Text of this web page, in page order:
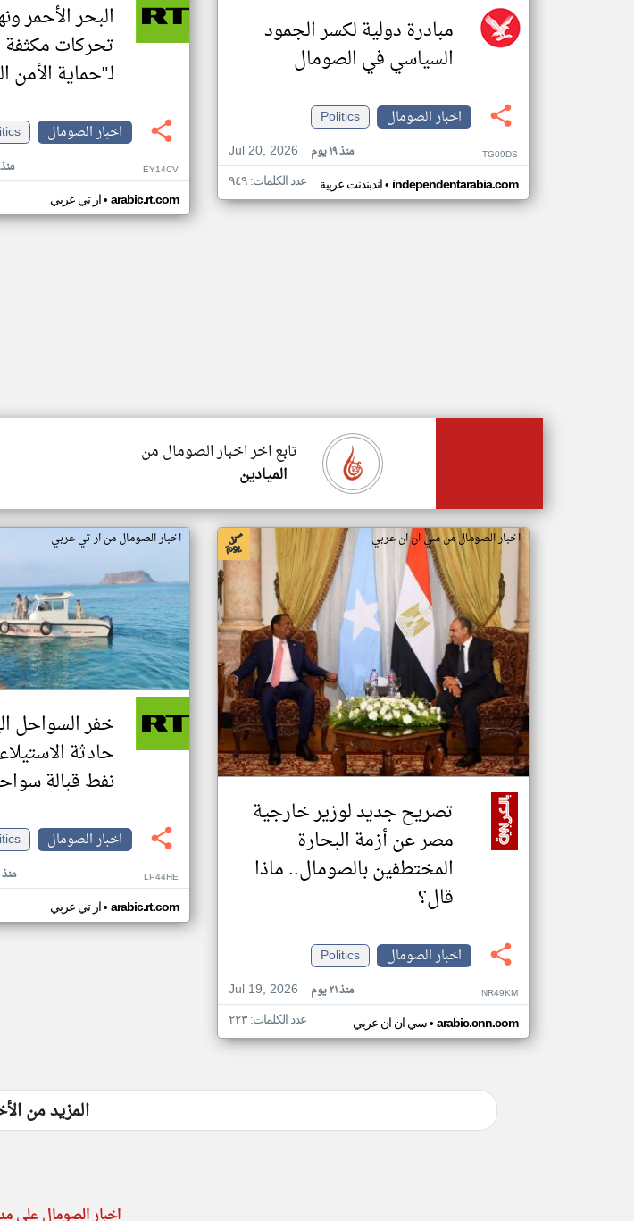
مبادرة دولية لكسر الجمود
السياسي في الصومال
اخبار الصومال
Politics
Jul 20, 2026
منذ ١٩ يوم TG09DS
اندبندنت عربية• independentarabia.com عدد الكلمات: ٩٤٩
البحر الأحمر
تحركات مكثفة
لـ"حماية الأمن
اخبار الصومال
منذ ٢٠ EY14CV
ار تي عربي• arabic.rt.com
تابع اخر اخبار الصومال من
الميادين
اخبار الصومال من سي ان ان عربي
تصريح جديد لوزير خارجية
مصر عن أزمة البحارة
المختطفين بالصومال.. ماذا
قال؟
اخبار الصومال
Politics
Jul 19, 2026
منذ ٢١ يوم NR49KM
سي ان ان عربي• arabic.cnn.com عدد الكلمات: ٢٢٣
اخبار الصومال من ار تي عربي
خفر السواحل
حادثة
نفط قبالة
اخبار الصومال
منذ ٢٢ يوم LP44HE
ار تي عربي• arabic.rt.com
المزيد من